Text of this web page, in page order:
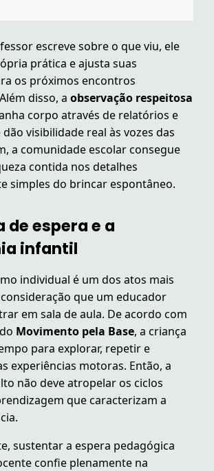
escreve sobre o que viu, ele
prática e ajusta suas
os próximos encontros
disso, a observação respeitosa
corpo através de relatórios e
visibilidade real às vozes das
a comunidade escolar consegue
contida nos detalhes
simples do brincar espontâneo.
de espera e a
infantil
individual é um dos atos mais
que um educador
em sala de aula. De acordo com
Movimento pela Base, a criança
para explorar, repetir e
experiências motoras. Então, a
não deve atropelar os ciclos
que caracterizam a
sustentar a espera pedagógica
confie plenamente na